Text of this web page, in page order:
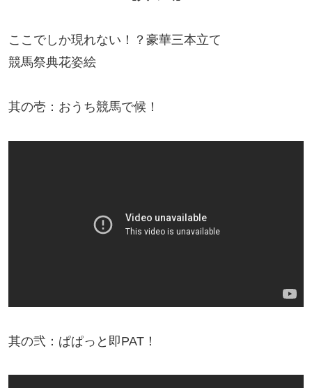
ここでしか現れない！？豪華三本立て
競馬祭典花姿絵
其の壱：おうち競馬で候！
其の弐：ぱぱっと即PAT！